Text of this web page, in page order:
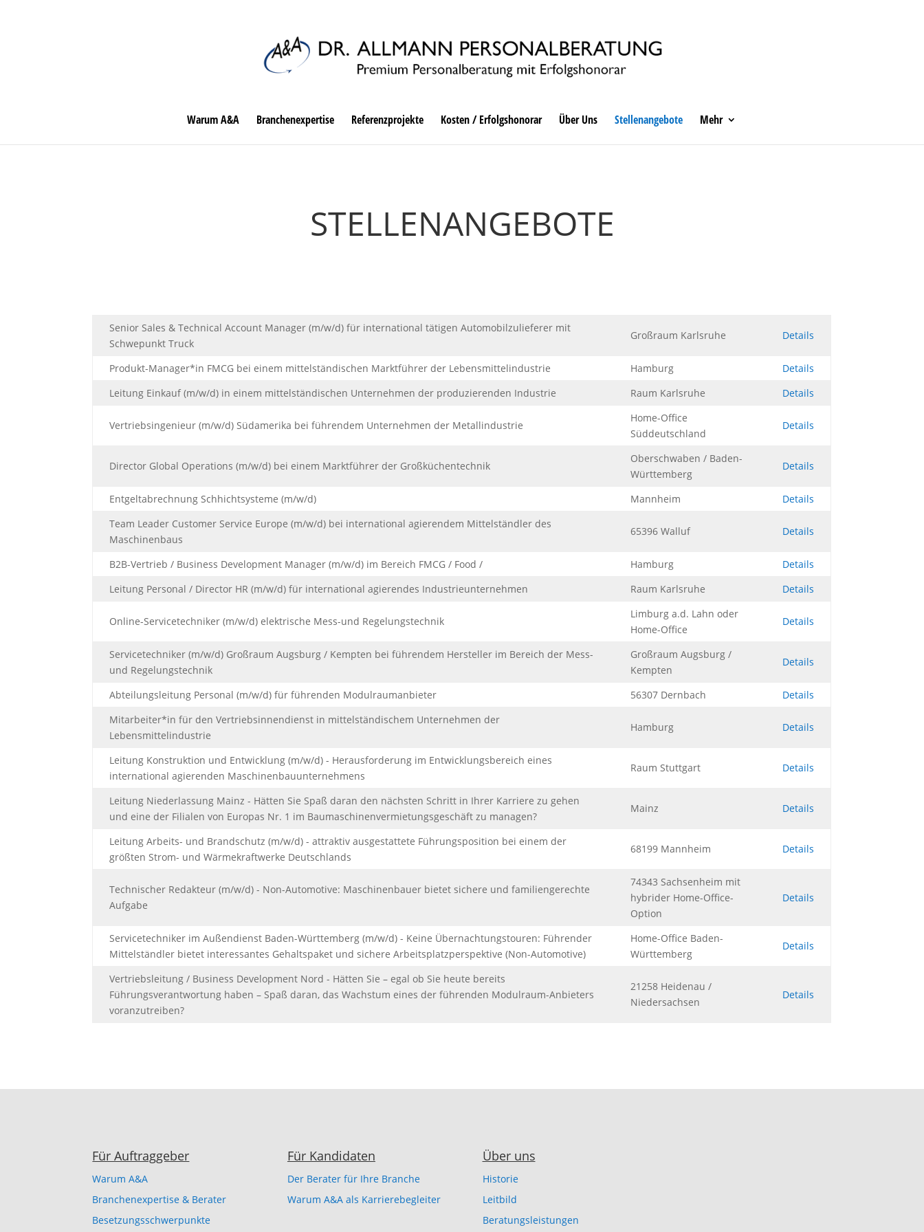
Warum A&A Branchenexpertise Referenzprojekte Kosten / Erfolgshonorar Über Uns Stellenangebote Mehr
STELLEN­ANGEBOTE
Senior Sales & Technical Account Manager (m/w/d) für international tätigen Automobilzulieferer mit
Schwepunkt Truck
Großraum Karlsruhe Details
Produkt-Manager*in FMCG bei einem mittelständischen Marktführer der Lebensmittelindustrie Hamburg
Details
Leitung Einkauf (m/w/d) in einem mittelständischen Unternehmen der produzierenden Industrie
Raum Karlsruhe Details
Vertriebsingenieur (m/w/d) Südamerika bei führendem Unternehmen der Metallindustrie
Home-Office
Süddeutschland
Details
Director Global Operations (m/w/d) bei einem Marktführer der Großküchentechnik
Oberschwaben / Baden-
Württemberg
Details
Entgeltabrechnung Schhichtsysteme (m/w/d) Mannheim
Details
Team Leader Customer Service Europe (m/w/d) bei international agierendem Mittelständler des
Maschinenbaus
65396 Walluf Details
B2B-Vertrieb / Business Development Manager (m/w/d) im Bereich FMCG / Food / Hamburg
Details
Leitung Personal / Director HR (m/w/d) für international agierendes Industrieunternehmen
Raum Karlsruhe Details
Online-Servicetechniker (m/w/d) elektrische Mess-und Regelungstechnik
Limburg a.d. Lahn oder
Home-Office
Details
Servicetechniker (m/w/d) Großraum Augsburg / Kempten bei führendem Hersteller im Bereich der Mess-
und Regelungstechnik
Großraum Augsburg /
Kempten
Details
Abteilungsleitung Personal (m/w/d) für führenden Modulraumanbieter 56307 Dernbach
Details
Mitarbeiter*in für den Vertriebsinnendienst in mittelständischem Unternehmen der
Lebensmittelindustrie
Hamburg Details
Leitung Konstruktion und Entwicklung (m/w/d) - Herausforderung im Entwicklungsbereich eines
international agierenden Maschinenbauunternehmens
Raum Stuttgart Details
Leitung Niederlassung Mainz - Hätten Sie Spaß daran den nächsten Schritt in Ihrer Karriere zu gehen
und eine der Filialen von Europas Nr. 1 im Baumaschinenvermietungsgeschäft zu managen?
Mainz Details
Leitung Arbeits- und Brandschutz (m/w/d) - attraktiv ausgestattete Führungsposition bei einem der
größten Strom- und Wärmekraftwerke Deutschlands
68199 Mannheim Details
Technischer Redakteur (m/w/d) - Non-Automotive: Maschinenbauer bietet sichere und familiengerechte
Aufgabe
74343 Sachsenheim mit
hybrider Home-Office-
Option
Details
Servicetechniker im Außendienst Baden-Württemberg (m/w/d) - Keine Übernachtungstouren: Führender
Mittelständler bietet interessantes Gehaltspaket und sichere Arbeitsplatzperspektive (Non-Automotive)
Home-Office Baden-
Württemberg
Details
Vertriebsleitung / Business Development Nord - Hätten Sie – egal ob Sie heute bereits
Führungsverantwortung haben – Spaß daran, das Wachstum eines der führenden Modulraum-Anbieters
voranzutreiben?
21258 Heidenau /
Niedersachsen
Details
Für Auftraggeber
Warum A&A
Branchenexpertise & Berater
Besetzungsschwerpunkte
Für Kandidaten
Der Berater für Ihre Branche
Warum A&A als Karrierebegleiter
Über uns
Historie
Leitbild
Beratungsleistungen